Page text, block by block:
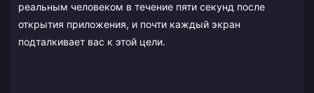
реальным человеком в течение пяти секунд после
открытия приложения, и почти каждый экран
подталкивает вас к этой цели.